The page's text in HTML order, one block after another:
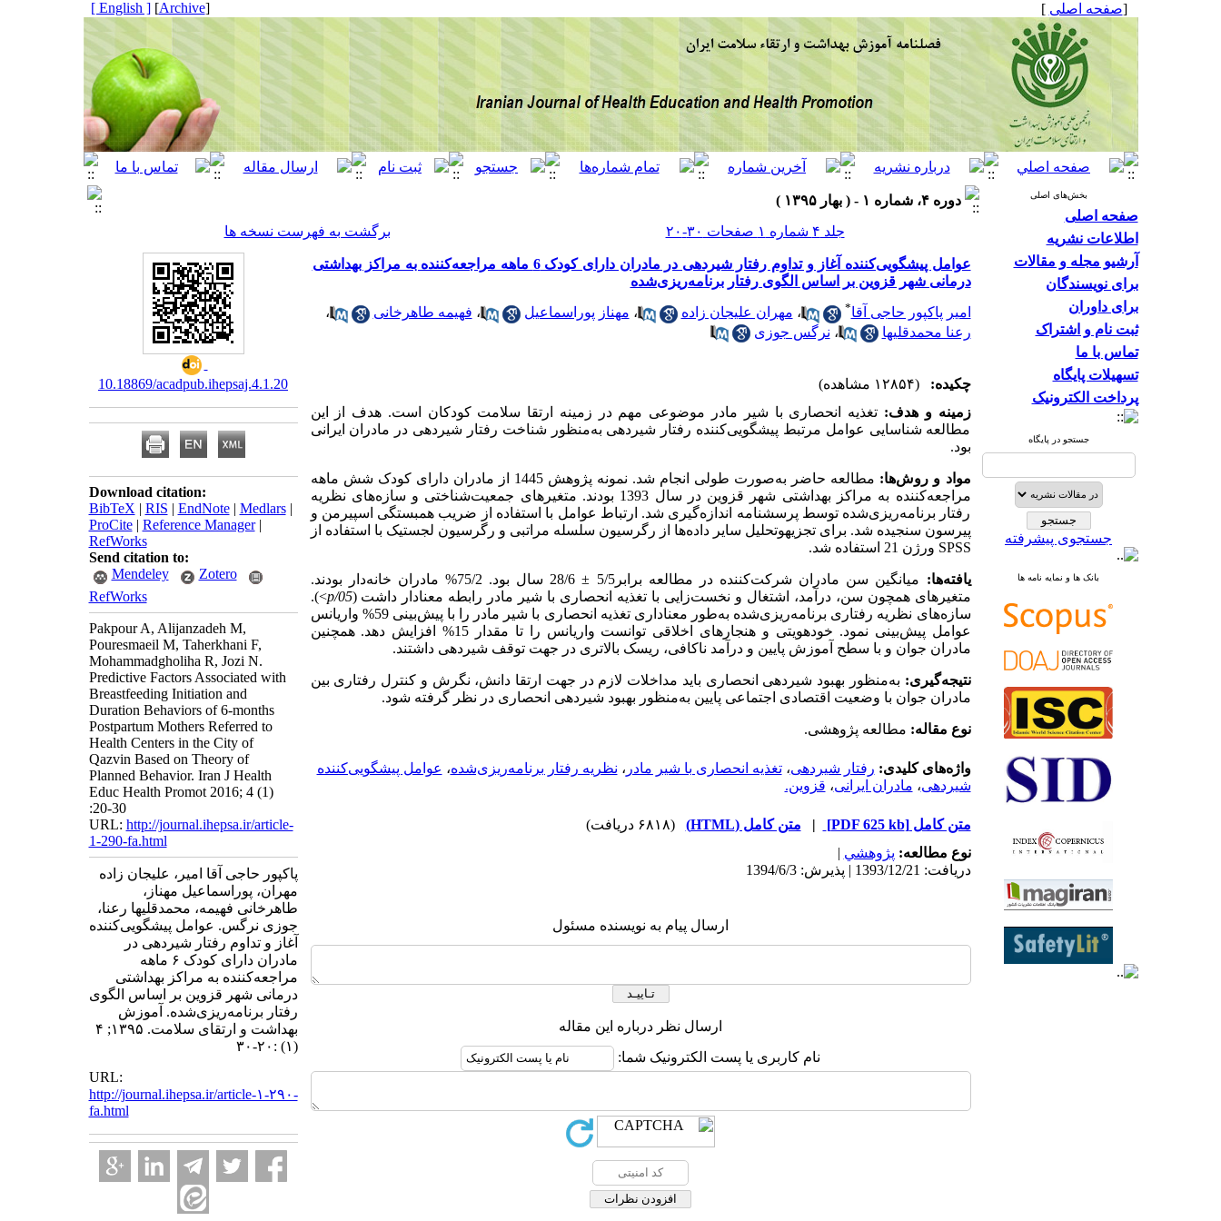
[صفحه اصلی ]
[
Archive
]
[ English ]
بخش‌های اصلی
صفحه اصلی
اطلاعات نشریه
آرشیو مجله و مقالات
برای نویسندگان
برای داوران
ثبت نام و اشتراک
تماس با ما
تسهیلات پایگاه
پرداخت الکترونیک
جستجو در پایگاه
جستجوی پیشرفته
بانک ها و نمایه نامه ها
دوره ۴، شماره ۱ - ( بهار ۱۳۹۵ )
جلد ۴ شماره ۱ صفحات ۳۰-۲۰
برگشت به فهرست نسخه ها
عوامل پیشگویی‌کننده آغاز و تداوم رفتار شیردهی در مادران دارای کودک 6 ماهه مراجعه‌کننده به مراکز بهداشتی
درمانی شهر قزوین بر اساس الگوی رفتار برنامه‌ریزی‌شده
امیر پاکپور حاجی آقا* ، مهران علیجان زاده ، مهناز پوراسماعیل ، فهیمه طاهرخانی
،
رعنا محمدقلیها
، نرگس جوزی
چکیده:
(۱۲۸۵۴ مشاهده)
زمینه و هدف: تغذیه انحصاری با شیر مادر موضوعی مهم در زمینه ارتقا سلامت کودکان است. هدف از این
مطالعه شناسایی عوامل مرتبط پیشگویی‌کننده رفتار شیردهی به‌منظور شناخت رفتار شیردهی در مادران ایرانی
بود.
مواد و روش‌ها:
مطالعه حاضر به‌صورت طولی انجام شد. نمونه پژوهش 1445 از مادران دارای کودک شش ماهه
مراجعه‌کننده به مراکز بهداشتی شهر قزوین در سال 1393 بودند. متغیرهای جمعیت‌شناختی و سازه‌های نظریه
رفتار برنامه‌ریزی‌شده توسط پرسشنامه اندازه‌گیری شد. ارتباط عوامل با استفاده از ضریب همبستگی اسپیرمن و
پیرسون سنجیده شد. برای تجزیه­وتحلیل سایر داده‌ها از رگرسیون سلسله مراتبی و رگرسیون لجستیک با استفاده از
SPSS ورژن 21 استفاده شد.
یافته‌ها:
میانگین سن مادران شرکت‌کننده در مطالعه برابر5/5 ± 28/6 سال بود. 75/2% مادران خانه‌دار بودند.
متغیرهای همچون سن، درآمد، اشتغال و نخست‌زایی با تغذیه انحصاری با شیر مادر رابطه معنادار داشت (05/
p
<
).
سازه‌های نظریه رفتاری برنامه‌ریزی‌شده به‌طور معناداری تغذیه انحصاری با شیر مادر را با پیش‌بینی 59% واریانس
عوامل پیش‌بینی نمود. خودهویتی و هنجارهای اخلاقی توانست واریانس را تا مقدار 15% افزایش دهد. همچنین
مادران جوان و با سطح آموزش پایین و درآمد ناکافی، ریسک بالاتری در جهت توقف شیردهی داشتند.
نتیجه‌گیری: به‌منظور بهبود شیردهی انحصاری باید مداخلات لازم در جهت ارتقا دانش، نگرش و کنترل رفتاری بین
مادران جوان با وضعیت اقتصادی اجتماعی پایین به‌منظور بهبود شیردهی انحصاری در نظر گرفته شود.
نوع مقاله: مطالعه پژوهشی.
واژه‌های کلیدی: رفتار شیردهی،تغذیه انحصاری با شیر مادر ، نظریه رفتار برنامه‌ریزی‌شده، عوامل پیشگویی‌کننده
شیردهی، مادران ایرانی، قزوین.
متن کامل[PDF 625 kb]
| متن کامل (HTML)
(۶۸۱۸ دریافت)
نوع مطالعه: پژوهشي |
دریافت: 1393/12/21 | پذیرش: 1394/6/3
ارسال پیام به نویسنده مسئول
ارسال نظر درباره این مقاله
نام کاربری یا پست الکترونیک شما:
10.18869/acadpub.ihepsaj.4.1.20
Download citation:
BibTeX | RIS | EndNote| Medlars|
ProCite| Reference Manager|
RefWorks
Send citation to:
Mendeley
Zotero
RefWorks
Pakpour A, Alijanzadeh M,
Pouresmaeil M, Taherkhani F,
Mohammadgholiha R, Jozi N.
Predictive Factors Associated with
Breastfeeding Initiation and
Duration Behaviors of 6-months
Postpartum Mothers Referred to
Health Centers in the City of
Qazvin Based on Theory of
Planned Behavior. Iran J Health
Educ Health Promot 2016; 4 (1)
:20-30
URL: http://journal.ihepsa.ir/article-
1-290-fa.html
پاکپور حاجی آقا امیر، علیجان زاده
مهران، پوراسماعیل مهناز،
طاهرخانی فهیمه، محمدقلیها رعنا،
جوزی نرگس. عوامل پیشگویی‌کننده
آغاز و تداوم رفتار شیردهی در
مادران دارای کودک ۶ ماهه
مراجعه‌کننده به مراکز بهداشتی
درمانی شهر قزوین بر اساس الگوی
رفتار برنامه‌ریزی‌شده. آموزش
بهداشت و ارتقای سلامت. ۱۳۹۵; ۴
(۱) :۲۰-۳۰
URL:
http://journal.ihepsa.ir/article-۱-۲۹۰-
fa.html